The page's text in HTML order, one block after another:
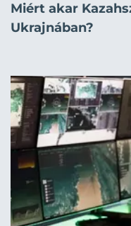
Miért akar
Ukrajnában?